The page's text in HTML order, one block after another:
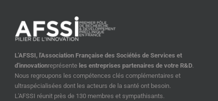
L'AFSSI, l'Association Française des Sociétés de Services et
d'innovationreprésente les entreprises partenaires de votre R&D.
Nous regroupons les compétences clés complémentaires et
ultraspécialisées dont les acteurs de la santé ont besoin.
L'AFSSI réunit près de 130 membres et sympathisants.